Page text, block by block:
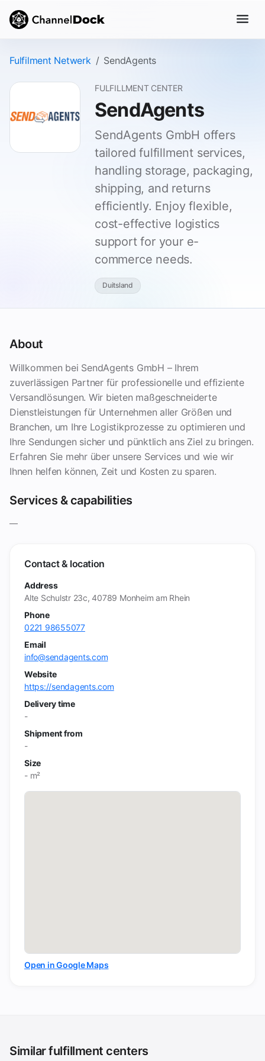
Fulfilment Netwerk SendAgents
FULFILLMENT CENTER
SendAgents
SendAgents GmbH offers
tailored fulfillment services,
handling storage, packaging,
shipping, and returns
efficiently. Enjoy flexible,
cost-effective logistics
support for your e-
commerce needs.
Duitsland
About
Willkommen bei SendAgents GmbH – Ihrem
zuverlässigen Partner für professionelle und effiziente
Versandlösungen. Wir bieten maßgeschneiderte
Dienstleistungen für Unternehmen aller Größen und
Branchen, um Ihre Logistikprozesse zu optimieren und
Ihre Sendungen sicher und pünktlich ans Ziel zu bringen.
Erfahren Sie mehr über unsere Services und wie wir
Ihnen helfen können, Zeit und Kosten zu sparen.
Services & capabilities
—
Contact & location
Address
Alte Schulstr 23c, 40789 Monheim am Rhein
Phone
0221 98655077
Email
info@sendagents.com
Website
https://sendagents.com
Delivery time
-
Shipment from
-
Size
- m²
Open in Google Maps
Similar fulfillment centers